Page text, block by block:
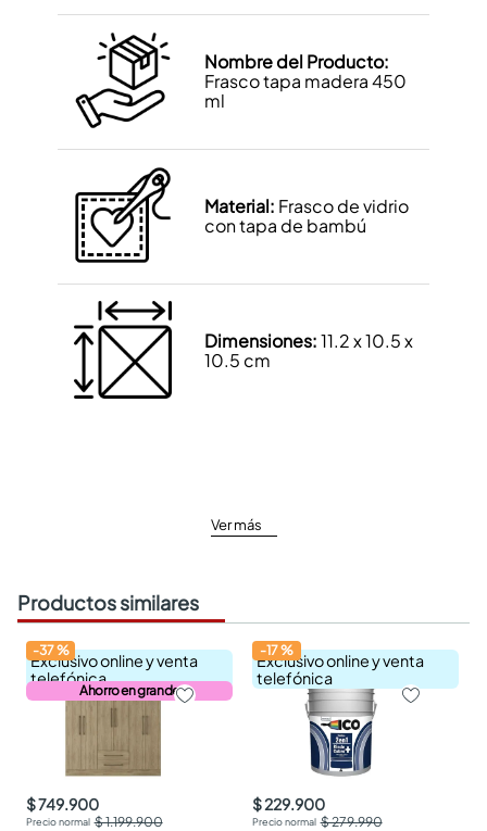
Nombre del Producto:
Frasco tapa madera 450
ml
Material: Frasco de vidrio
con tapa de bambú
Dimensiones:11.2 x 10.5 x
10.5 cm
Ver más
Productos similares
Exclusivo online y venta
telefónica
Ahorro en grande
-37%
$ 749.900
$ 1.199.900
Exclusivo online y venta
telefónica
-17%
$ 229.900
$ 279.990